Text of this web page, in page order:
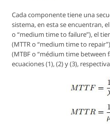
Cada componente tiene una
sistema, en esta se encuentran,
o “medium time to failure”), el
(MTTR o “medium time to
(MTBF o “médium time between
ecuaciones (1), (2) y (3),